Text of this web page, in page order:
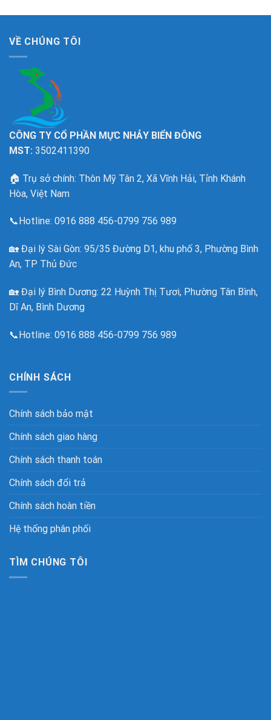
VỀ CHÚNG TÔI
CÔNG TY CỔ PHẦN MỰC NHẢY BIỂN ĐÔNG
MST: 3502411390
🏠 Trụ sở chính: Thôn Mỹ Tân 2, Xã Vĩnh Hải, Tỉnh Khánh
Hòa, Việt Nam
📞Hotline: 0916 888 456-0799 756 989
🏡 Đại lý Sài Gòn: 95/35 Đường D1, khu phố 3, Phường Bình
An, TP Thủ Đức
🏡 Đại lý Bình Dương: 22 Huỳnh Thị Tươi, Phường Tân Bình,
Dĩ An, Bình Dương
📞Hotline: 0916 888 456-0799 756 989
CHÍNH SÁCH
Chính sách bảo mật
Chính sách giao hàng
Chính sách thanh toán
Chính sách đổi trả
Chính sách hoàn tiền
Hệ thống phân phối
TÌM CHÚNG TÔI